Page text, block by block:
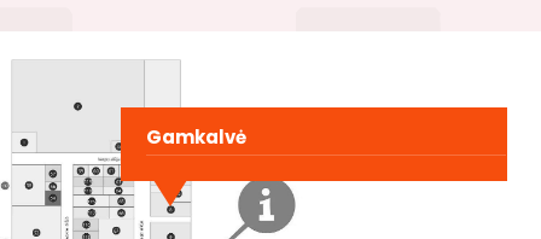
PLC planas
Kontaktai
Gamkalvė